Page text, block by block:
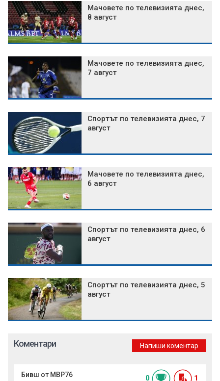
Мачовете по телевизията днес,
8 август
Мачовете по телевизията днес,
7 август
Спортът по телевизията днес, 7
август
Мачовете по телевизията днес,
6 август
Спортът по телевизията днес, 6
август
Спортът по телевизията днес, 5
август
Коментари Напиши коментар
Бивш от МВР76 0 1